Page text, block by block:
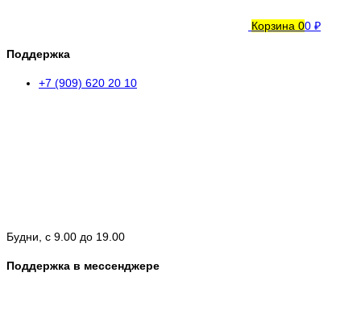
Корзина 00 ₽
Поддержка
+7 (909) 620 20 10
Будни, с 9.00 до 19.00
Поддержка в мессенджере